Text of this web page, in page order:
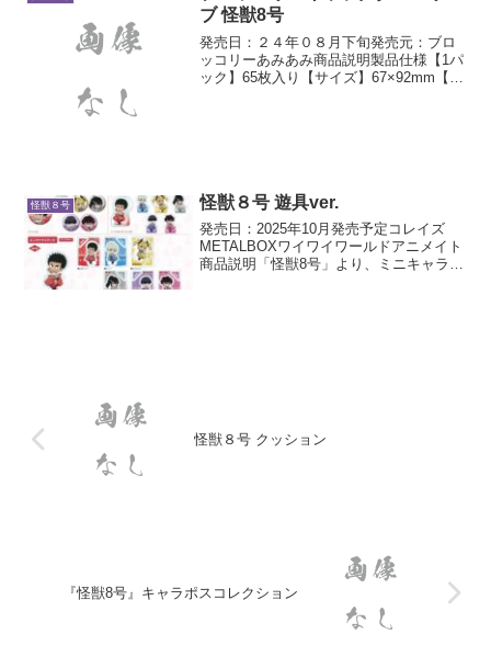
インナップ】日比野...
ブ 怪獣8号
発売日：２４年０８月下旬発売元：ブロ
ッコリーあみあみ商品説明製品仕様【1パ
ック】65枚入り【サイズ】67×92mm【素
怪獣８号 怪獣８号 遊具ver.
発売日：2025年10月発売予定コレイズ
METALBOXワイワイワールドアニメイト
商品説明「怪獣8号」より、ミニキャライ
怪獣８号 クッション
『怪獣8号』キャラポスコレクション